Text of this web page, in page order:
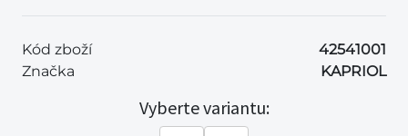
Kód zboží
42541001
Značka
KAPRIOL
Vyberte variantu: